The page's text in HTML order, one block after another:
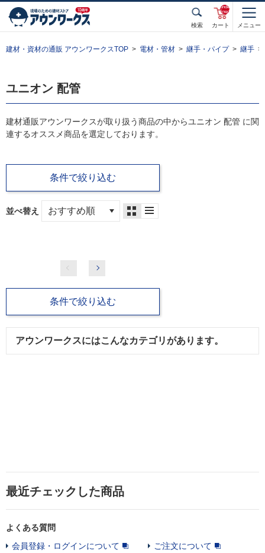
検索 カート
unde
fined
メニュー
建材・資材の通販 アウンワークスTOP 電材・管材 継手・パイプ 継手
ユニオン 配管
建材通販アウンワークスが取り扱う商品の中からユニオン 配管 に関
連するオススメ商品を選定しております。
条件で絞り込む
並べ替え
条件で絞り込む
アウンワークスにはこんなカテゴリがあります。
最近チェックした商品
よくある質問
会員登録・ログインについて
ご注文について